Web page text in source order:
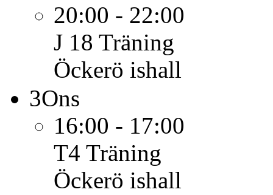
20:00 - 22:00
J 18 Träning
Öckerö ishall
3Ons
16:00 - 17:00
T4 Träning
Öckerö ishall